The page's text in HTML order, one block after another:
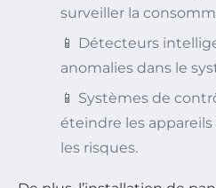
surveiller la
📱 Détecteurs
anomalies dans le
📱 Systèmes de
éteindre les
les risques.